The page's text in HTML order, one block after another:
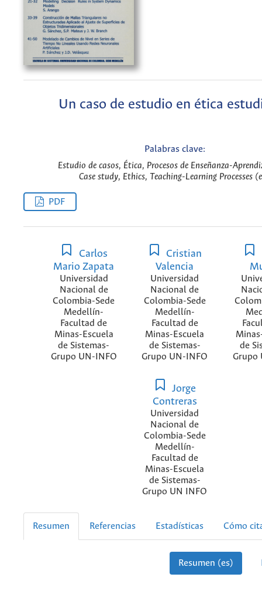
Un caso de estudio en ética
Palabras clave:
Estudio de casos, Ética, Procesos de Enseñanza-
Case study, Ethics, Teaching-Learning Processes
PDF
Carlos
Mario Zapata
Universidad
Nacional de
Colombia-Sede
Medellín-
Facultad de
Minas-Escuela
de Sistemas-
Grupo UN-INFO
Cristian
Valencia
Universidad
Nacional de
Colombia-Sede
Medellín-
Facultad de
Minas-Escuela
de Sistemas-
Grupo UN-INFO
de
Grupo
Jorge
Contreras
Universidad
Nacional de
Colombia-Sede
Medellín-
Facultad de
Minas-Escuela
de Sistemas-
Grupo UN INFO
Resumen Referencias Estadísticas Cómo
Resumen (es)